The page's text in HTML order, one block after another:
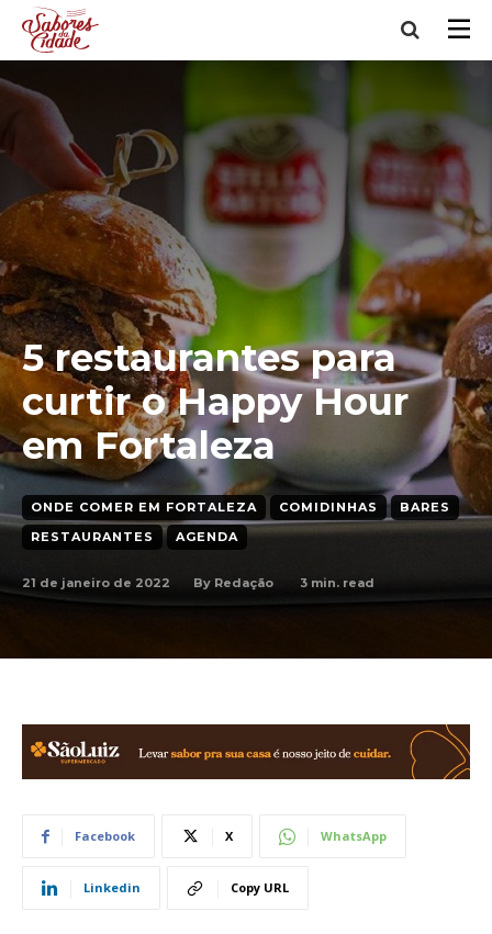
5 restaurantes para
curtir o Happy Hour
em Fortaleza
ONDE COMER EM FORTALEZA COMIDINHAS
BARES
RESTAURANTES
AGENDA
21 de janeiro de 2022 By Redação 3 min. read
Facebook X WhatsApp
Linkedin Copy URL